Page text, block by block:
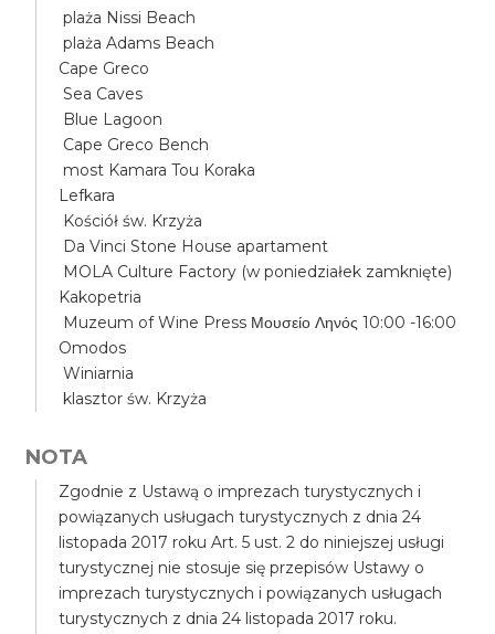
plaża Nissi Beach
plaża Adams Beach
Cape Greco
Sea Caves
Blue Lagoon
Cape Greco Bench
most Kamara Tou Koraka
Lefkara
Kościół św. Krzyża
Da Vinci Stone House apartament
MOLA Culture Factory (w poniedziałek zamknięte)
Kakopetria
Muzeum of Wine Press Μουσείο Ληνός 10:00 -16:00
Omodos
Winiarnia
klasztor św. Krzyża
NOTA
Zgodnie z Ustawą o imprezach turystycznych i
powiązanych usługach turystycznych z dnia 24
listopada 2017 roku Art. 5 ust. 2 do niniejszej usługi
turystycznej nie stosuje się przepisów Ustawy o
imprezach turystycznych i powiązanych usługach
turystycznych z dnia 24 listopada 2017 roku.